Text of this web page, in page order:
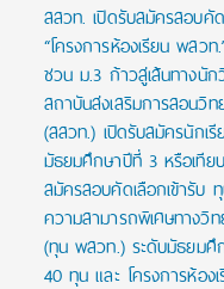
สสวท. เปิดรับสมัครสอบคั
“โครงการห้องเรียน พสว
ชวน ม.3 ก้าวสู่เส้นทางนัก
สถาบันส่งเสริมการสอนวิท
(สสวท.) เปิดรับสมัครนักเ
มัธยมศึกษาปีที่ 3 หรือเทีย
สมัครสอบคัดเลือกเข้ารับ
ความสามารถพิเศษทางวิท
(ทุน พสวท.) ระดับมัธยม
40 ทุน และ โครงการห้อ